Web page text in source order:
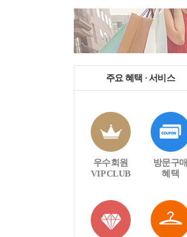
주요 혜택 · 서비스
우수회원
VIP CLUB
방문구매
혜택